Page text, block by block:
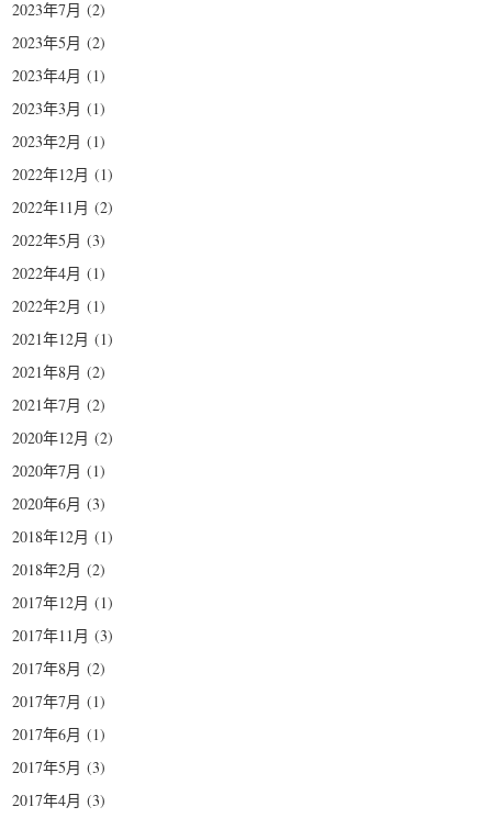
2023年7月 (2)
2023年5月 (2)
2023年4月 (1)
2023年3月 (1)
2023年2月 (1)
2022年12月 (1)
2022年11月 (2)
2022年5月 (3)
2022年4月 (1)
2022年2月 (1)
2021年12月 (1)
2021年8月 (2)
2021年7月 (2)
2020年12月 (2)
2020年7月 (1)
2020年6月 (3)
2018年12月 (1)
2018年2月 (2)
2017年12月 (1)
2017年11月 (3)
2017年8月 (2)
2017年7月 (1)
2017年6月 (1)
2017年5月 (3)
2017年4月 (3)